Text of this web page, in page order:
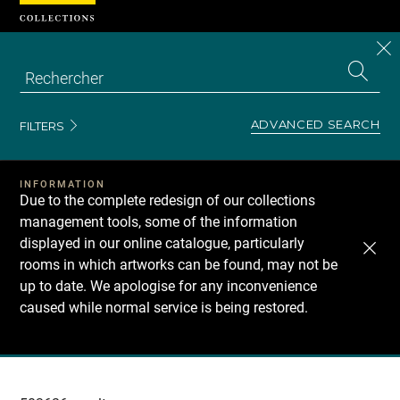
FILTERS ADVANCED SEARCH
INFORMATION
Due to the complete redesign of our collections
management tools, some of the information
displayed in our online catalogue, particularly
rooms in which artworks can be found, may not be
up to date. We apologise for any inconvenience
caused while normal service is being restored.
Recherche
Cookies management panel